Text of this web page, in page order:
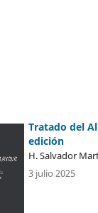
Tratado del
edición
H. Salvador
3 julio 2025